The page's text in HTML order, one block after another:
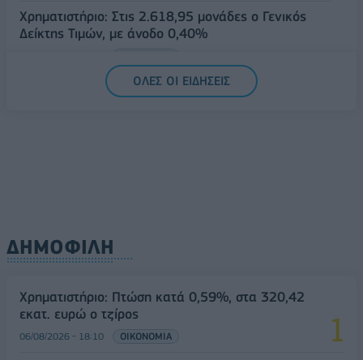
Χρηματιστήριο: Στις 2.618,95 μονάδες ο Γενικός
Δείκτης Τιμών, με άνοδο 0,40%
ΟΛΕΣ ΟΙ ΕΙΔΗΣΕΙΣ
ΔΗΜΟΦΙΛΗ
Χρηματιστήριο: Πτώση κατά 0,59%, στα 320,42
εκατ. ευρώ ο τζίρος
06/08/2026 - 18:10 ΟΙΚΟΝΟΜΙΑ